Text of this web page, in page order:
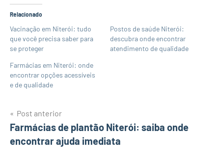
Relacionado
Vacinação em Niterói: tudo
que você precisa saber para
se proteger
Postos de saúde Niterói:
descubra onde encontrar
atendimento de qualidade
Farmácias em Niterói: onde
encontrar opções acessíveis
e de qualidade
Navegação
de
Post anterior
Farmácias de plantão Niterói: saiba onde
encontrar ajuda imediata